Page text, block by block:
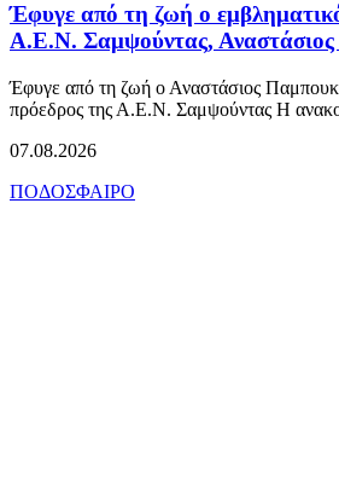
Έφυγε από τη ζωή ο
Α.Ε.Ν. Σαμψούντας,
Έφυγε από τη ζωή ο Αναστάσιος
πρόεδρος της Α.Ε.Ν. Σαμψούντας Η
07.08.2026
ΠΟΔΟΣΦΑΙΡΟ